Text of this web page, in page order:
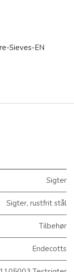
Sieves-EN
Sigter
Sigter, rustfrit stål
Tilbehør
Endecotts